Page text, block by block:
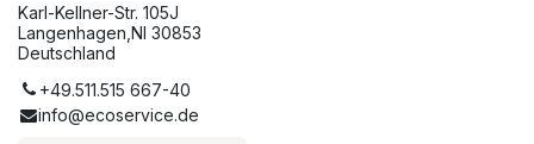
Karl-Kellner-Str. 105J
Langenhagen,NI 30853
Deutschland
+49.511.515 667-40
info@ecoservice.de